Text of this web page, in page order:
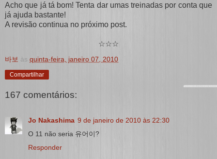
Acho que já tá bom! Tenta dar umas treinadas por conta que
já ajuda bastante!
A revisão continua no próximo post.
☆☆☆
바보 às quinta-feira, janeiro 07, 2010
Compartilhar
167 comentários:
Jo Nakashima 9 de janeiro de 2010 às 22:30
O 11 não seria 유어이?
Responder